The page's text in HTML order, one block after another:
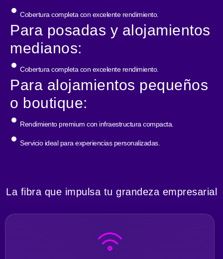
Cobertura completa con excelente rendimiento.
Para posadas y alojamientos
medianos:
Cobertura completa con excelente rendimiento.
Para alojamientos pequeños
o boutique:
Rendimiento premium con infraestructura compacta.
Servicio ideal para experiencias personalizadas.
La fibra que impulsa tu grandeza empresarial